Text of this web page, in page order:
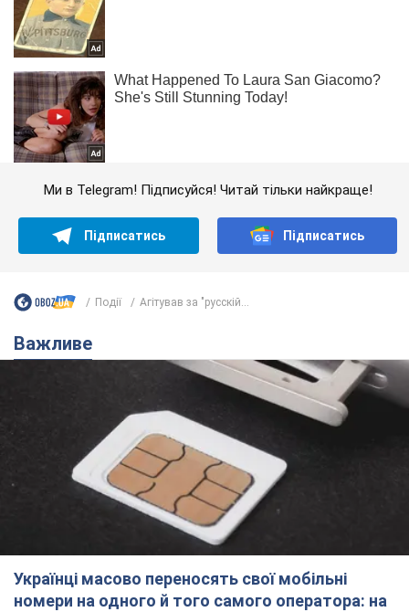
Ми в Telegram! Підписуйся! Читай тільки найкраще!
Підписатись Підписатись
Події Агітував за "русскій...
Важливе
Українці масово переносять свої мобільні
номери на одного й того самого оператора: на